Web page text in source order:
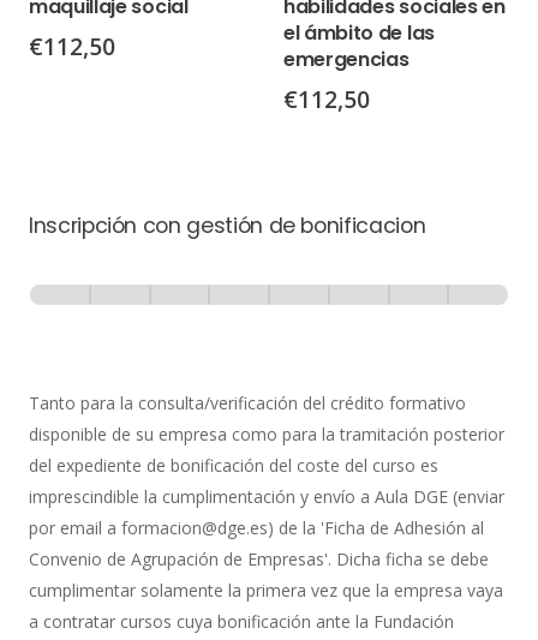
maquillaje social
€112,50
habilidades sociales en
el ámbito de las
emergencias
€112,50
Inscripción con gestión de bonificacion
-
de
Bonificación
Tanto para la consulta/verificación del crédito formativo
disponible de su empresa como para la tramitación posterior
del expediente de bonificación del coste del curso es
imprescindible la cumplimentación y envío a Aula DGE (enviar
por email a formacion@dge.es) de la 'Ficha de Adhesión al
Convenio de Agrupación de Empresas'. Dicha ficha se debe
cumplimentar solamente la primera vez que la empresa vaya
a contratar cursos cuya bonificación ante la Fundación